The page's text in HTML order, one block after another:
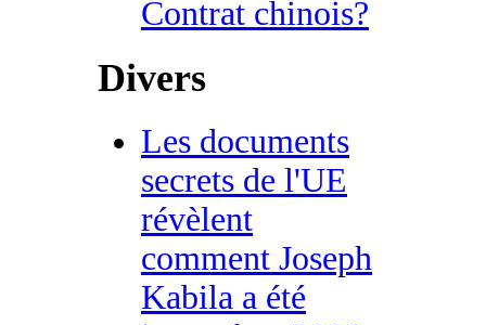
Contrat chinois?
Divers
Les documents
secrets de l'UE
révèlent
comment Joseph
Kabila a été